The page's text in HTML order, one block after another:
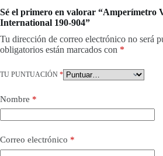
Sé el primero en valorar “Amperímetro
International 190-904”
Tu dirección de correo electrónico no será
obligatorios están marcados con *
TU PUNTUACIÓN *
Nombre *
Correo electrónico *